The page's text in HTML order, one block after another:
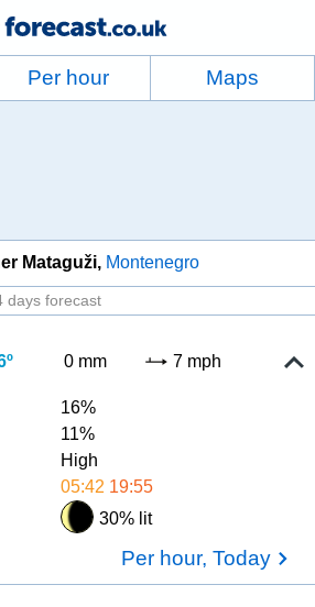
Per hour Maps
Mataguži Montenegro
days forecast
0 mm 7 mph
16%
11%
High
05:42 19:55
30% lit
Per hour, Today